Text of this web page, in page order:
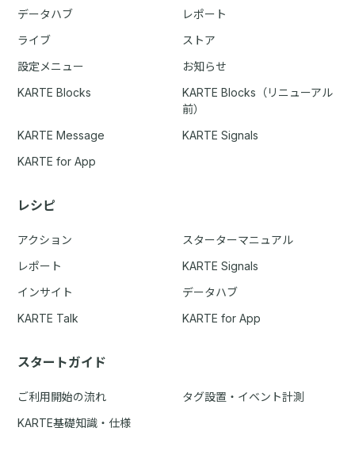
データハブ
レポート
ライブ
ストア
設定メニュー
お知らせ
KARTE Blocks
KARTE Blocks（リニューアル
前）
KARTE Message
KARTE Signals
KARTE for App
レシピ
アクション
スターターマニュアル
レポート
KARTE Signals
インサイト
データハブ
KARTE Talk
KARTE for App
スタートガイド
ご利用開始の流れ
タグ設置・イベント計測
KARTE基礎知識・仕様